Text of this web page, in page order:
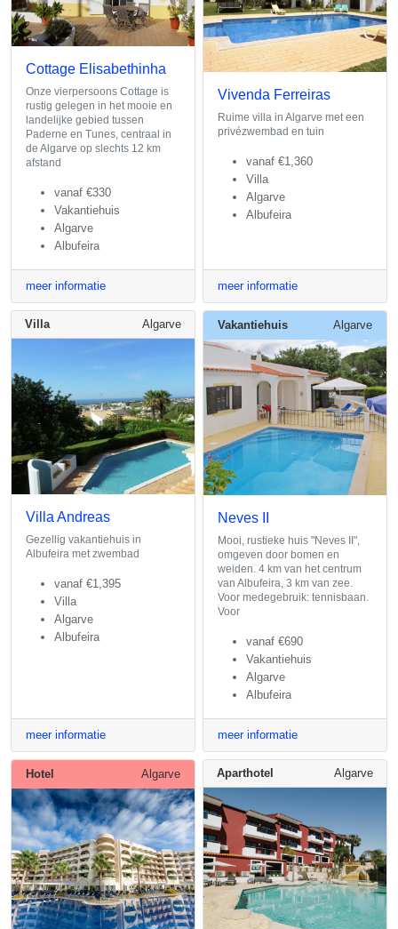
Cottage Elisabethinha
Onze vierpersoons Cottage is
rustig gelegen in het mooie en
landelijke gebied tussen
Paderne en Tunes, centraal in
de Algarve op slechts 12 km
afstand
vanaf €330
Vakantiehuis
Algarve
Albufeira
meer informatie
Vivenda Ferreiras
Ruime villa in Algarve met een
privézwembad en tuin
vanaf €1,360
Villa
Algarve
Albufeira
meer informatie
Villa Algarve
Villa Andreas
Gezellig vakantiehuis in
Albufeira met zwembad
vanaf €1,395
Villa
Algarve
Albufeira
meer informatie
Vakantiehuis Algarve
Neves II
Mooi, rustieke huis "Neves II",
omgeven door bomen en
weiden. 4 km van het centrum
van Albufeira, 3 km van zee.
Voor medegebruik: tennisbaan.
Voor
vanaf €690
Vakantiehuis
Algarve
Albufeira
meer informatie
Hotel Algarve Aparthotel Algarve